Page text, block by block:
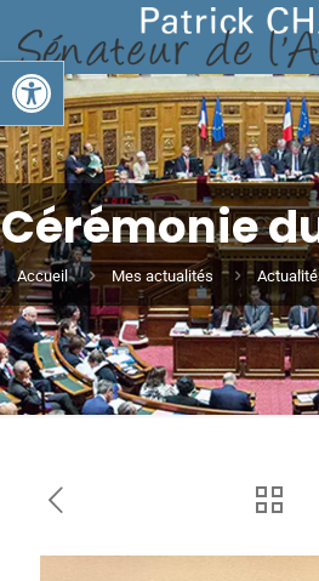
Ouvrir la barre d’outils
Cérémonie
Accueil Mes actualités